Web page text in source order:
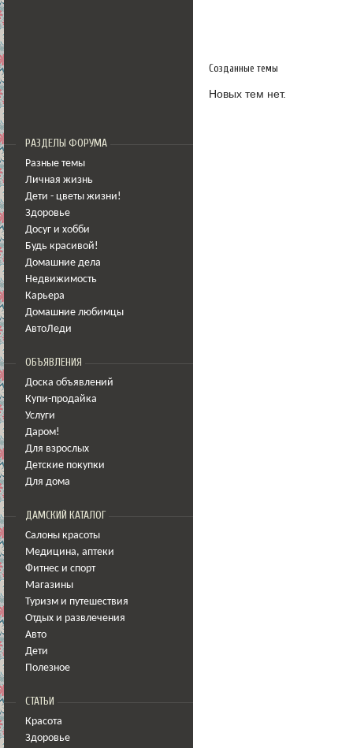
РАЗДЕЛЫ ФОРУМА
Разные темы
Личная жизнь
Дети - цветы жизни!
Здоровье
Досуг и хобби
Будь красивой!
Домашние дела
Недвижимость
Карьера
Домашние любимцы
АвтоЛеди
ОБЪЯВЛЕНИЯ
Доска объявлений
Купи-продайка
Услуги
Даром!
Для взрослых
Детские покупки
Для дома
ДАМСКИЙ КАТАЛОГ
Салоны красоты
Медицина, аптеки
Фитнес и спорт
Магазины
Туризм и путешествия
Отдых и развлечения
Авто
Дети
Полезное
СТАТЬИ
Красота
Здоровье
Созданные темы
Новых тем нет.